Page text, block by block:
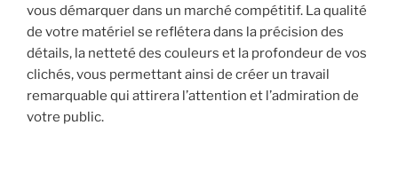
vous démarquer dans un marché compétitif. La qualité
de votre matériel se reflétera dans la précision des
détails, la netteté des couleurs et la profondeur de vos
clichés, vous permettant ainsi de créer un travail
remarquable qui attirera l’attention et l’admiration de
votre public.